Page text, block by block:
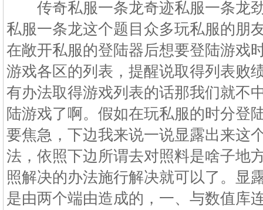
传奇私服一条龙奇迹私服一条龙
私服一条龙这个题目众多玩私服的朋
在敞开私服的登陆器后想要登陆游戏
游戏各区的列表，提醒说取得列表败
有办法取得游戏列表的话那我们就不
陆游戏了啊。假如在玩私服的时分登
要焦急，下边我来说一说显露出来这
法，依照下边所谓去对照料是啥子地
照解决的办法施行解决就可以了。显
是由两个端由造成的，一、与数值库